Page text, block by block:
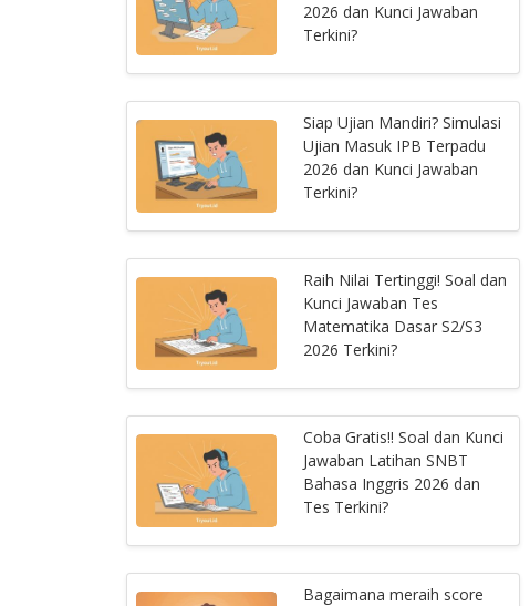
2026 dan Kunci Jawaban
Terkini?
Siap Ujian Mandiri? Simulasi
Ujian Masuk IPB Terpadu
2026 dan Kunci Jawaban
Terkini?
Raih Nilai Tertinggi! Soal dan
Kunci Jawaban Tes
Matematika Dasar S2/S3
2026 Terkini?
Coba Gratis!! Soal dan Kunci
Jawaban Latihan SNBT
Bahasa Inggris 2026 dan
Tes Terkini?
Bagaimana meraih score